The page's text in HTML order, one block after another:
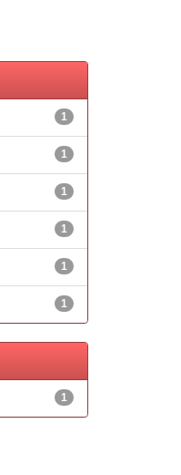
1
1
1
1
1
1
1